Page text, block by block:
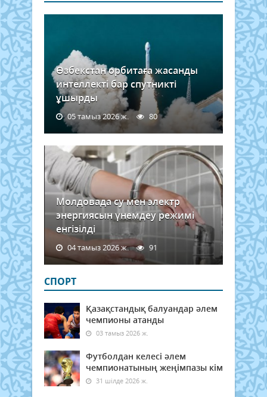
Өзбекстан орбитаға жасанды
интеллекті бар спутникті
ұшырды
05 тамыз 2026 ж. 80
Молдовада су мен электр
энергиясын үнемдеу режимі
енгізілді
04 тамыз 2026 ж. 91
СПОРТ
Қазақстандық балуандар әлем
чемпионы атанды
03 тамыз 2026 ж.
Футболдан келесі әлем
чемпионатының жеңімпазы кім
31 шілде 2026 ж.